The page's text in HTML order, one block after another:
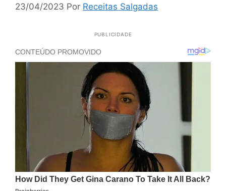
23/04/2023 Por Receitas Salgadas
PUBLICIDADE